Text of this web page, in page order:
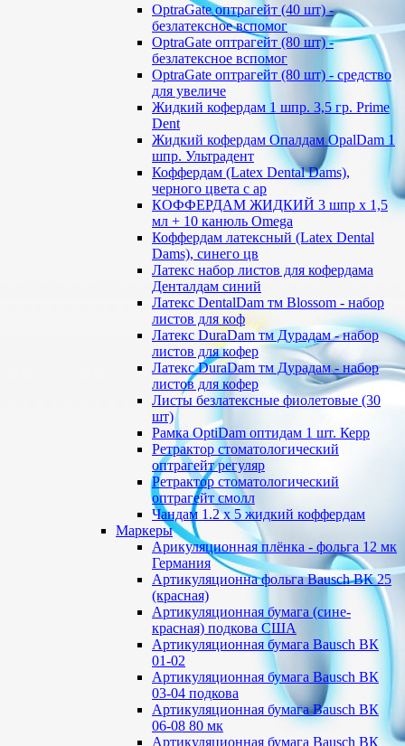
OptraGate оптрагейт (40 шт) -
безлатексное вспомог
OptraGate оптрагейт (80 шт) -
безлатексное вспомог
OptraGate оптрагейт (80 шт) - средство
для увеличе
Жидкий кофердам 1 шпр. 3,5 гр. Prime
Dent
Жидкий кофердам Опалдам OpalDam 1
шпр. Ультрадент
Коффердам (Latex Dental Dams),
черного цвета с ар
КОФФЕРДАМ ЖИДКИЙ 3 шпр х 1,5
мл + 10 канюль Omega
Коффердам латексный (Latex Dental
Dams), синего цв
Латекс набор листов для кофердама
Денталдам синий
Латекс DentalDam тм Blossom - набор
листов для коф
Латекс DuraDam тм Дурадам - набор
листов для кофер
Латекс DuraDam тм Дурадам - набор
листов для кофер
Листы безлатексные фиолетовые (30
шт)
Рамка OptiDam оптидам 1 шт. Керр
Ретрактор стоматологический
оптрагейт регуляр
Ретрактор стоматологический
оптрагейт смолл
Чандам 1.2 х 5 жидкий коффердам
Маркеры
Арикуляционная плёнка - фольга 12 мк
Германия
Артикуляционна фольга Bausch ВК 25
(красная)
Артикуляционная бумага (сине-
красная) подкова США
Артикуляционная бумага Bausch ВК
01-02
Артикуляционная бумага Bausch ВК
03-04 подкова
Артикуляционная бумага Bausch ВК
06-08 80 мк
Артикуляционная бумага Bausch ВК